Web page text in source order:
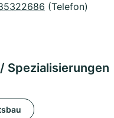
(Telefon)
Spezialisierungen